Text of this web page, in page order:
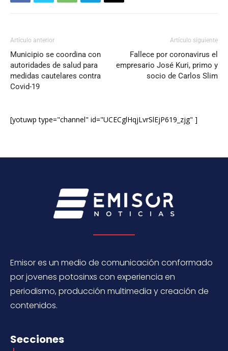
Artículo anterior
Municipio se coordina con
autoridades de salud para
medidas cautelares contra
Covid-19
Artículo siguiente
Fallece por coronavirus el
empresario José Kuri, primo y
socio de Carlos Slim
[yotuwp type="channel" id="UCECglHqjLvrSlEjP619_zjg" ]
Emisor es un medio de comunicación conformado
por jovenes potosinxs con experiencia en
periodismo, producción multimedia y creación de
contenidos.
Secciones